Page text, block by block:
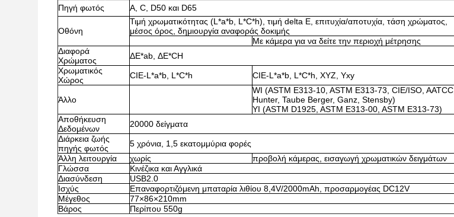
Πηγή φωτός
A, C, D50 και D65
Οθόνη
Τιμή χρωματικότητας (L*a*b, L*C*h), τιμή delta E, επιτυχία/αποτυχία, τάση χρώματος,
μέσος όρος, δημιουργία αναφοράς δοκιμής
Με κάμερα για να δείτε την περιοχή μέτρησης
Διαφορά
Χρώματος
ΔE*ab, ΔE*CH
Χρωματικός
Χώρος
CIE-L*a*b, L*C*h CIE-L*a*b, L*C*h, XYZ, Yxy
Άλλο
WI (ASTM E313-10, ASTM E313-73, CIE/ISO, AATCC,
Hunter, Taube Berger, Ganz, Stensby)
YI (ASTM D1925, ASTM E313-00, ASTM E313-73)
Αποθήκευση
Δεδομένων
20000 δείγματα
Διάρκεια ζωής
πηγής φωτός
5 χρόνια, 1,5 εκατομμύρια φορές
Άλλη λειτουργία
χωρίς
προβολή κάμερας, εισαγωγή χρωματικών δειγμάτων
Γλώσσα
Κινέζικα και Αγγλικά
Διασύνδεση
USB2.0
Ισχύς
Επαναφορτιζόμενη μπαταρία λιθίου 8,4V/2000mAh, προσαρμογέας DC12V
Μέγεθος
77×86×210mm
Βάρος
Περίπου 550g